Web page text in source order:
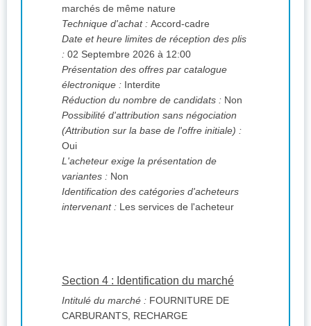
marchés de même nature
Technique d'achat : Accord-cadre
Date et heure limites de réception des plis
: 02 Septembre 2026 à 12:00
Présentation des offres par catalogue
électronique : Interdite
Réduction du nombre de candidats : Non
Possibilité d'attribution sans négociation
(Attribution sur la base de l'offre initiale) :
Oui
L'acheteur exige la présentation de
variantes : Non
Identification des catégories d'acheteurs
intervenant : Les services de l'acheteur
Section 4 : Identification du marché
Intitulé du marché : FOURNITURE DE
CARBURANTS, RECHARGE